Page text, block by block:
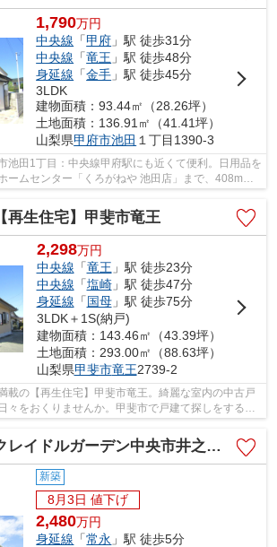
1,790万円
中央線 「甲府 」駅 徒歩31分
中央線 「竜王 」駅 徒歩48分
身延線 「金手 」駅 徒歩45分
3LDK
建物面積：93.44㎡（28.26坪）
土地面積：136.91㎡（41.41坪）
山梨県甲府市池田 １丁目1390-3
池田1丁目：中央線甲府駅にも近くて便利。日用品を
ームセンター「くろがねや 池田店」まで、408mで
の条件付きの物件は車の出し...
【再生住宅】甲斐市竜王
2,298万円
中央線 「竜王 」駅 徒歩23分
中央線 「塩崎」駅 徒歩47分
身延線 「国母」駅 徒歩75分
3LDK＋1S(納戸)
建物面積：143.46㎡（43.39坪）
土地面積：293.00㎡（88.63坪）
山梨県甲斐市竜王2739-2
載の【再生住宅】甲斐市竜王。綺麗な室内の中古戸
々をおくりませんか。甲斐市で戸建て探しをする方
を取り扱っている当社まで...
レイドルガーデン中央市井之口第1 1号棟
新築
8月3日 値下げ
2,480万円
身延線 「常永 」駅 徒歩5分